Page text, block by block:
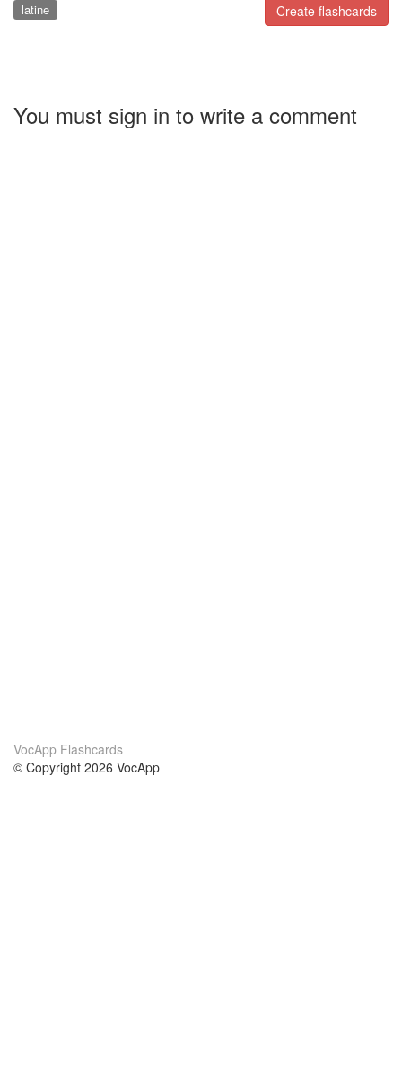
Create flashcards
latine
You must sign in to write a comment
VocApp Flashcards
© Copyright 2026 VocApp